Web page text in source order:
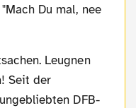
Du mal, nee
Seit der
DFB-